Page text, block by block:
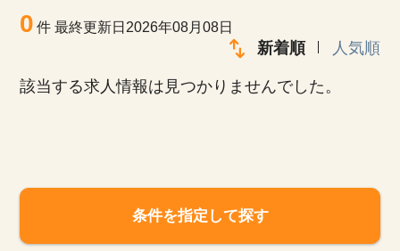
サイトの使い方
就職サポート
0 件最終更新日2026年08月08日
新着順 人気順
該当する求人情報は見つかりませんでした。
条件を指定して探す
九州・沖縄